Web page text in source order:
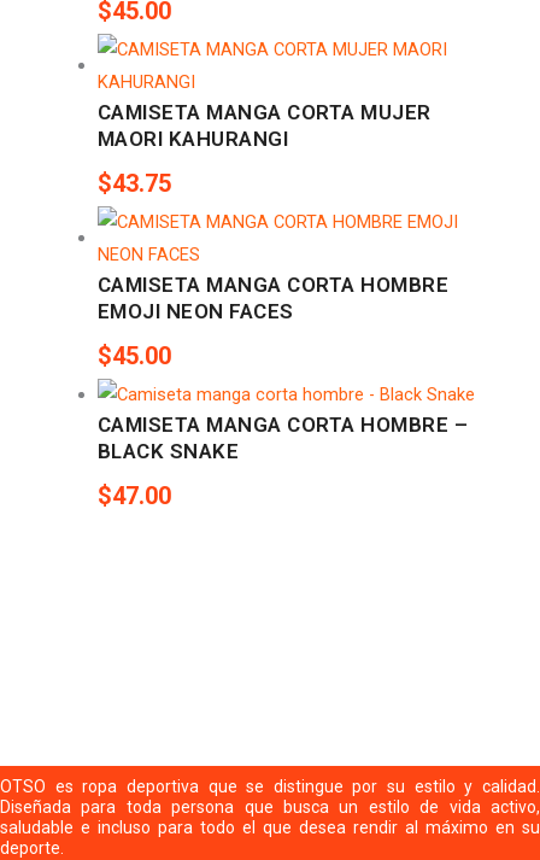
$45.00
CAMISETA MANGA CORTA MUJER
MAORI KAHURANGI
$43.75
CAMISETA MANGA CORTA HOMBRE
EMOJI NEON FACES
$45.00
CAMISETA MANGA CORTA HOMBRE –
BLACK SNAKE
$47.00
OTSO es ropa deportiva que se distingue por su estilo y calidad.
Diseñada para toda persona que busca un estilo de vida activo,
saludable e incluso para todo el que desea rendir al máximo en su
deporte.